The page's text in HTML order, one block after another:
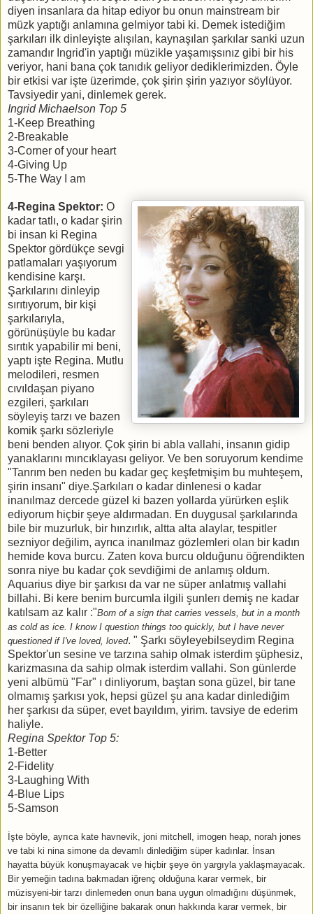
diyen insanlara da hitap ediyor bu onun mainstream bir
müzk yaptığı anlamına gelmiyor tabi ki. Demek istediğim
şarkıları ilk dinleyişte alışılan, kaynaşılan şarkılar sanki uzun
zamandır Ingrid'in yaptığı müzikle yaşamışsınız gibi bir his
veriyor, hani bana çok tanıdık geliyor dediklerimizden. Öyle
bir etkisi var işte üzerimde, çok şirin şirin yazıyor söylüyor.
Tavsiyedir yani, dinlemek gerek.
Ingrid Michaelson Top 5
1-Keep Breathing
2-Breakable
3-Corner of your heart
4-Giving Up
5-The Way I am
4-Regina Spektor: O
kadar tatlı, o kadar şirin
bi insan ki Regina
Spektor gördükçe sevgi
patlamaları yaşıyorum
kendisine karşı.
Şarkılarını dinleyip
sırıtıyorum, bir kişi
şarkılarıyla,
görünüşüyle bu kadar
sırıtık yapabilir mi beni,
yaptı işte Regina. Mutlu
melodileri, resmen
cıvıldaşan piyano
ezgileri, şarkıları
söyleyiş tarzı ve bazen
komik şarkı sözleriyle
beni benden alıyor. Çok şirin bi abla vallahi, insanın gidip
yanaklarını mıncıklayası geliyor. Ve ben soruyorum kendime
"Tanrım ben neden bu kadar geç keşfetmişim bu muhteşem,
şirin insanı" diye.Şarkıları o kadar dinlenesi o kadar
inanılmaz dercede güzel ki bazen yollarda yürürken eşlik
ediyorum hiçbir şeye aldırmadan. En duygusal şarkılarında
bile bir muzurluk, bir hınzırlık, altta alta alaylar, tespitler
sezniyor değilim, ayrıca inanılmaz gözlemleri olan bir kadın
hemide kova burcu. Zaten kova burcu olduğunu öğrendikten
sonra niye bu kadar çok sevdiğimi de anlamış oldum.
Aquarius diye bir şarkısı da var ne süper anlatmış vallahi
billahi. Bi kere benim burcumla ilgili şunlerı demiş ne kadar
katılsam az kalır :"Born of a sign that carries vessels, but in a month
as cold as ice. I know I question things too quickly, but I have never
questioned if I've loved, loved. " Şarkı söyleyebilseydim Regina
Spektor'un sesine ve tarzına sahip olmak isterdim şüphesiz,
karizmasına da sahip olmak isterdim vallahi. Son günlerde
yeni albümü "Far" ı dinliyorum, baştan sona güzel, bir tane
olmamış şarkısı yok, hepsi güzel şu ana kadar dinlediğim
her şarkısı da süper, evet bayıldım, yirim. tavsiye de ederim
haliyle.
Regina Spektor Top 5:
1-Better
2-Fidelity
3-Laughing With
4-Blue Lips
5-Samson
İşte böyle, ayrıca kate havnevik, joni mitchell, imogen heap, norah jones
ve tabi ki nina simone da devamlı dinlediğim süper kadınlar. İnsan
hayatta büyük konuşmayacak ve hiçbir şeye ön yargıyla yaklaşmayacak.
Bir yemeğin tadına bakmadan iğrenç olduğuna karar vermek, bir
müzisyeni-bir tarzı dinlemeden onun bana uygun olmadığını düşünmek,
bir insanın tek bir özelliğine bakarak onun hakkında karar vermek, bir